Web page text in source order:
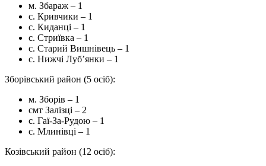
м. Збараж – 1
с. Кривчики – 1
с. Киданці – 1
с. Стриївка – 1
с. Старий Вишнівець – 1
с. Нижчі Луб’янки – 1
Зборівський район (5 осіб):
м. Зборів – 1
смт Залізці – 2
с. Гаї-За-Рудою – 1
с. Млинівці – 1
Козівський район (12 осіб):